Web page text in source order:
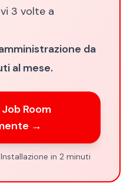
3 volte a
da
al mese.
Room
→
in 2 minuti